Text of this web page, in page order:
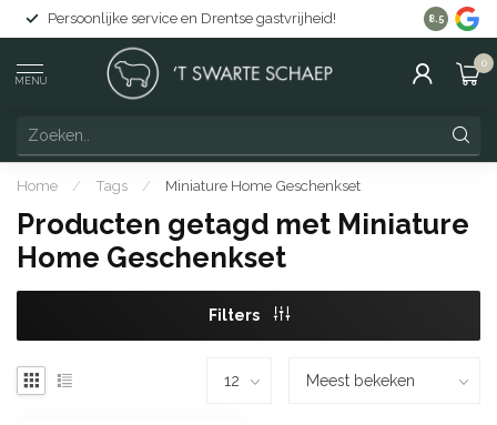
Persoonlijke service en Drentse gastvrijheid! Gratis
8.5
MENU
0
Home / Tags / Miniature Home Geschenkset
Producten getagd met Miniature
Home Geschenkset
Filters